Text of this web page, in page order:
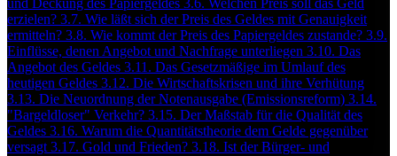
und Deckung des Papiergeldes 3.6. Welchen Preis soll das Geld
erzielen? 3.7. Wie läßt sich der Preis des Geldes mit Genauigkeit
ermitteln? 3.8. Wie kommt der Preis des Papiergeldes zustande? 3.9.
Einflüsse, denen Angebot und Nachfrage unterliegen 3.10. Das
Angebot des Geldes 3.11. Das Gesetzmäßige im Umlauf des
heutigen Geldes 3.12. Die Wirtschaftskrisen und ihre Verhütung
3.13. Die Neuordnung der Notenausgabe (Emissionsreform) 3.14.
"Bargeldloser" Verkehr? 3.15. Der Maßstab für die Qualität des
Geldes 3.16. Warum die Quantitätstheorie dem Gelde gegenüber
versagt 3.17. Gold und Frieden? 3.18. Ist der Bürger- und